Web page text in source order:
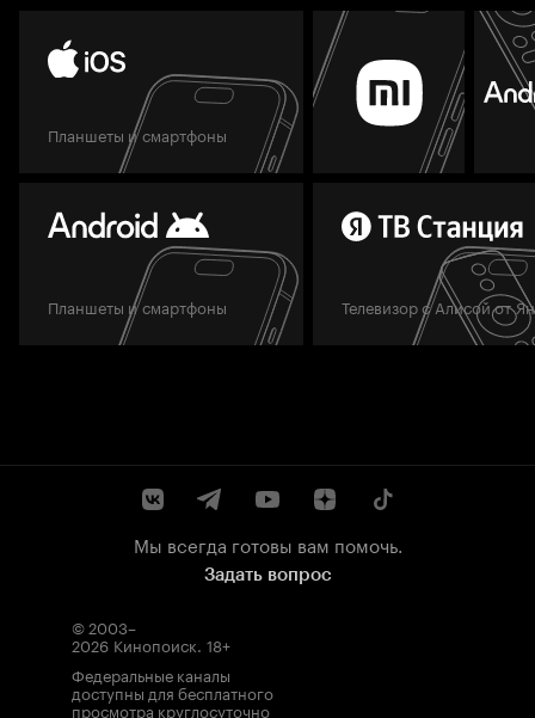
Планшеты и смартфоны
Планшеты и смартфоны Телевизор с Алисой от
Мы всегда готовы вам помочь.
Задать вопрос
© 2003–
2026 Кинопоиск. 18+
Федеральные каналы
доступны для бесплатного
просмотра круглосуточно